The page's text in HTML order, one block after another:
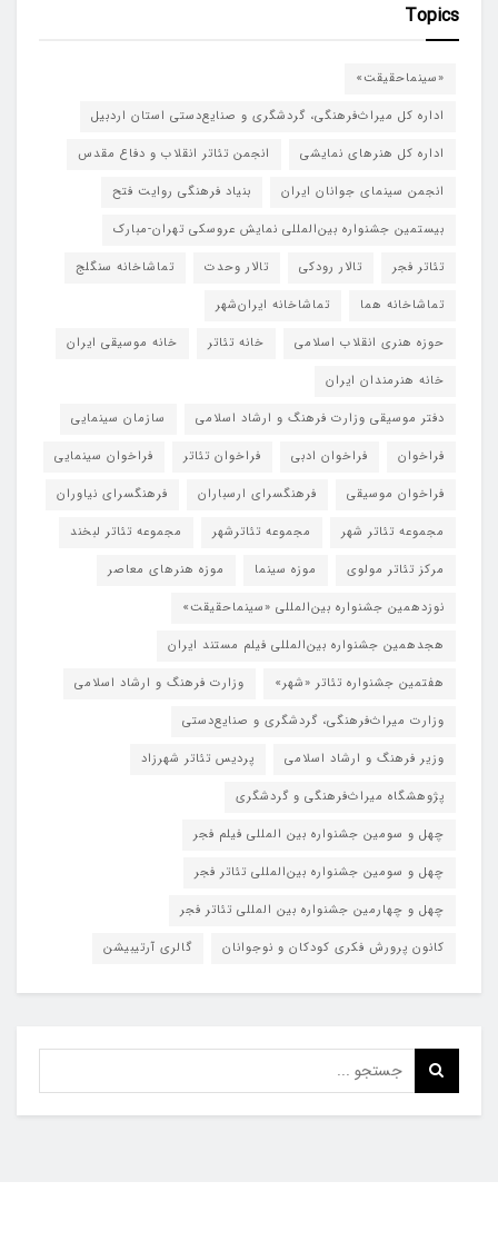
Topics
«سینماحقیقت»
اداره کل میراث‌فرهنگی، گردشگری و صنایع‌دستی استان اردبیل
اداره کل هنرهای نمایشی
انجمن تئاتر انقلاب و دفاع مقدس
انجمن سینمای جوانان ایران
بنیاد فرهنگی روایت فتح
بیستمین جشنواره بین‌المللی نمایش عروسکی تهران-مبارک
تئاتر فجر
تالار رودکی تالار وحدت
تماشاخانه سنگلج
تماشاخانه هما
تماشاخانه‌ ایران‌شهر
حوزه هنری انقلاب اسلامی
خانه تئاتر
خانه موسیقی ایران
خانه هنرمندان ایران
دفتر موسیقی وزارت فرهنگ و ارشاد اسلامی
سازمان سینمایی
فراخوان
فراخوان ادبی فراخوان تئاتر
فراخوان سینمایی
فراخوان موسیقی
فرهنگسرای ارسباران
فرهنگسرای نیاوران
مجموعه تئاتر شهر
مجموعه تئاترشهر
مجموعه تئاتر لبخند
مرکز تئاتر مولوی
موزه سینما
موزه هنرهای معاصر
نوزدهمین جشنواره بین‌المللی «سینماحقیقت»
هجدهمین جشنواره بین‌المللی فیلم مستند ایران
هفتمین جشنواره تئاتر «شهر»
وزارت فرهنگ و ارشاد اسلامی
وزارت میراث‌فرهنگی، گردشگری و صنایع‌دستی
وزیر فرهنگ و ارشاد اسلامی
پردیس تئاتر شهرزاد
پژوهشگاه میراث‌فرهنگی و گردشگری
چهل و سومین جشنواره بین المللی فیلم فجر
چهل و سومین جشنواره بین‌المللی تئاتر فجر
چهل و چهارمین جشنواره بین المللی تئاتر فجر
کانون پرورش فکری کودکان و نوجوانان
گالری آرتیبیشن